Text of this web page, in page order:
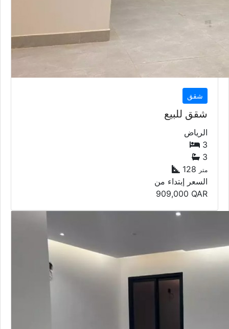
شقق
شقق للبيع
الرياض
3
3
128 متر
السعر إبتداء من
909,000 QAR